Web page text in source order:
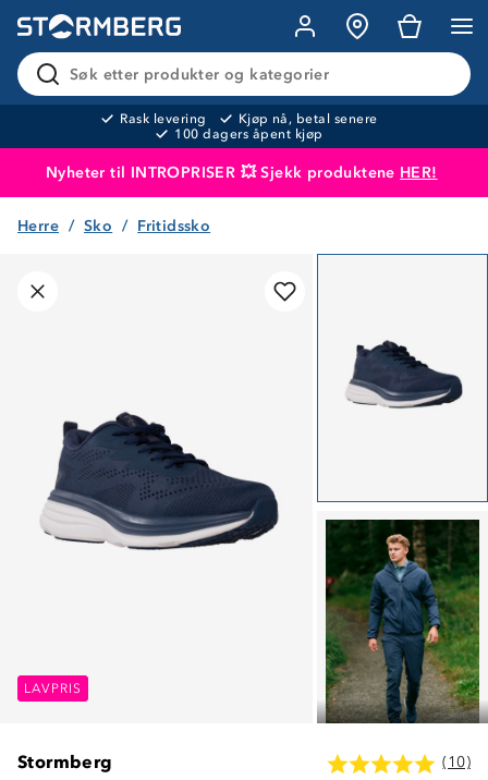
Søk etter produkter og kategorier
Rask levering
Kjøp nå, betal senere
100 dagers åpent kjøp
Nyheter til INTROPRISER 💥 Sjekk produktene HER!
Produktet er lagt i handlekurven
Herre Sko Fritidssko
LAVPRIS LAVPRIS
LAVPRIS
Stormberg (10)